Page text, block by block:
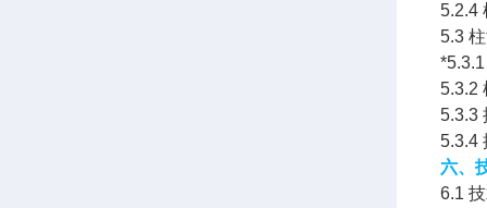
5.2.4
5.3
5.3.2
5.3.3
5.3.4
六、
6.1